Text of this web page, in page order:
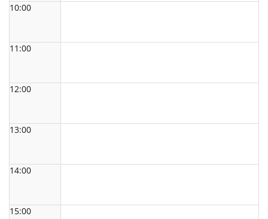
10:00
11:00
12:00
13:00
14:00
15:00